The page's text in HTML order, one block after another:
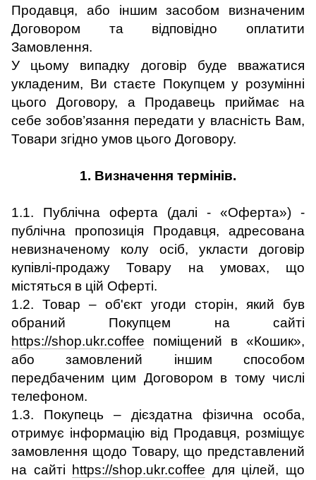
Продавця, або іншим засобом визначеним
Договором та відповідно оплатити
Замовлення.
У цьому випадку договір буде вважатися
укладеним, Ви стаєте Покупцем у розумінні
цього Договору, а Продавець приймає на
себе зобов’язання передати у власність Вам,
Товари згідно умов цього Договору.
1. Визначення термінів.
1.1. Публічна оферта (далі - «Оферта») -
публічна пропозиція Продавця, адресована
невизначеному колу осіб, укласти договір
купівлі-продажу Товару на умовах, що
містяться в цій Оферті.
1.2. Товар – об'єкт угоди сторін, який був
обраний Покупцем на сайті
https://shop.ukr.coffee поміщений в «Кошик»,
або замовлений іншим способом
передбаченим цим Договором в тому числі
телефоном.
1.3. Покупець – дієздатна фізична особа,
отримує інформацію від Продавця, розміщує
замовлення щодо Товару, що представлений
на сайті
https://shop.ukr.coffee для цілей, що